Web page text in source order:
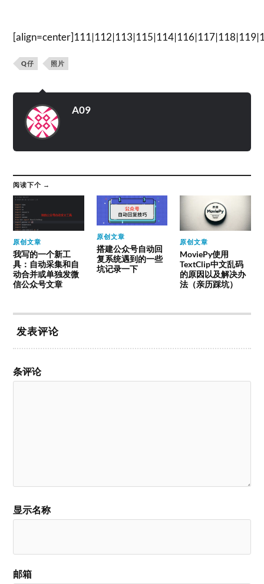
[align=center]
Q仔 照片
A09
阅读下个 →
原创文章
我写的一个新工
具：自动采集和自
动合并或单独发微
信公众号文章
原创文章
搭建公众号自动回
复系统遇到的一些
坑记录一下
原创文章
MoviePy使用
TextClip中文乱码
的原因以及解决办
法（亲历踩坑）
发表评论
条评论
显示名称
邮箱